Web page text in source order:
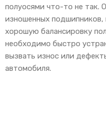
полуосями что-то не так.
изношенных подшипников,
хорошую балансировку
необходимо быстро
вызвать износ или
автомобиля.